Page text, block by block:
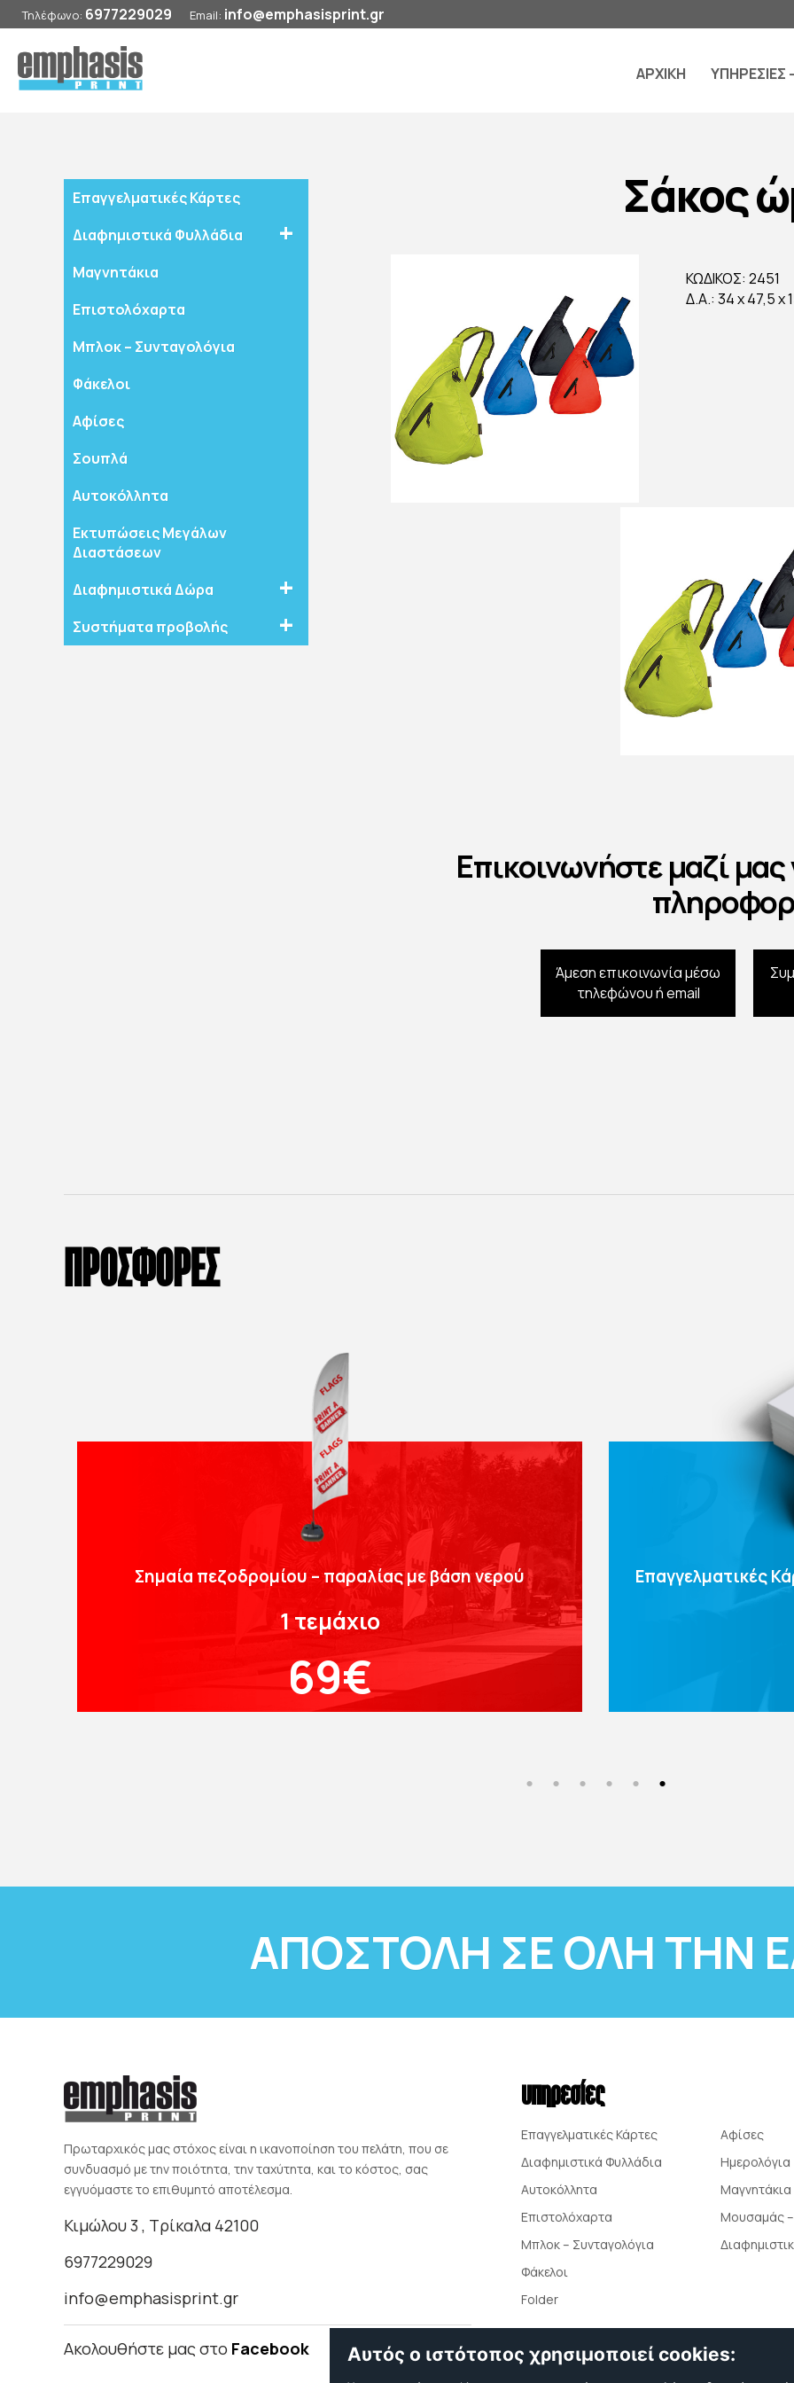
Τηλέφωνο: 6977229029 Email: info@emphasisprint.gr
ΑΡΧΙΚΗ ΥΠΗΡΕΣΙΕΣ
Επαγγελματικές Κάρτες
Διαφημιστικά Φυλλάδια
Μαγνητάκια
Επιστολόχαρτα
Μπλοκ – Συνταγολόγια
Φάκελοι
Αφίσες
Σουπλά
Αυτοκόλλητα
Εκτυπώσεις Μεγάλων
Διαστάσεων
Διαφημιστικά Δώρα
Συστήματα προβολής
Σάκος
ΚΩΔΙΚΟΣ: 2451
Δ.Α.: 34 x 47,5 x
Επικοινωνήστε μαζί
Άμεση επικοινωνία μέσω
τηλεφώνου ή email
ΠΡΟΣΦΟΡΕΣ
Σημαία πεζοδρομίου – παραλίας με βάση νερού
1 τεμάχιο
69€
Επαγγελματικές
ΑΠΟΣΤΟΛΗ ΣΕ ΟΛΗ ΤΗΝ
Πρωταρχικός μας στόχος είναι η ικανοποίηση του πελάτη, που σε
συνδυασμό με την ποιότητα, την ταχύτητα, και το κόστος, σας
εγγυόμαστε το επιθυμητό αποτέλεσμα.
Κιμώλου 3 , Τρίκαλα 42100
6977229029
info@emphasisprint.gr
Ακολουθήστε μας στο Facebook
υπηρεσίες
Επαγγελματικές Κάρτες
Διαφημιστικά Φυλλάδια
Αυτοκόλλητα
Επιστολόχαρτα
Μπλοκ – Συνταγολόγια
Φάκελοι
Folder
Αφίσες
Ημερολόγια
Μαγνητάκια
Μουσαμάς –
Αυτός ο ιστότοπος χρησιμοποιεί cookies: